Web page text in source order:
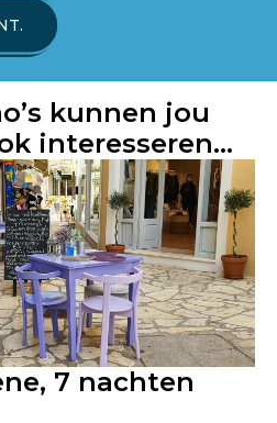
kunnen jou
interesseren…
7 nachten